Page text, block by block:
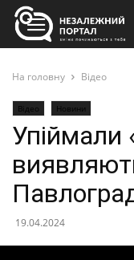
На головну Відео
Відео Новини
Упіймали
19.04.2024